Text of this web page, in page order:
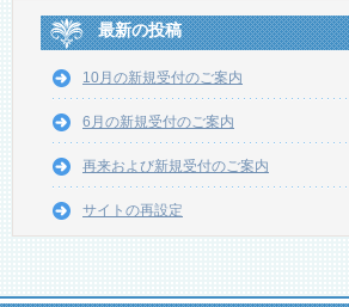
最新の投稿
10月の新規受付のご案内
6月の新規受付のご案内
再来および新規受付のご案内
サイトの再設定